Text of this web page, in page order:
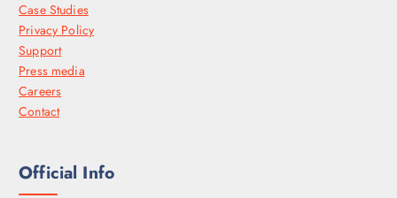
Case Studies
Privacy Policy
Support
Press media
Careers
Contact
Official Info